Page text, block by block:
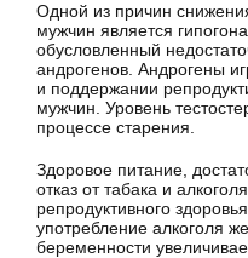
Одной из причин
мужчин является
обусловленный
андрогенов. Андрогены
и поддержании
мужчин. Уровень
процессе старения.
Здоровое питание,
отказ от табака и
репродуктивного
употребление алкоголя
беременности